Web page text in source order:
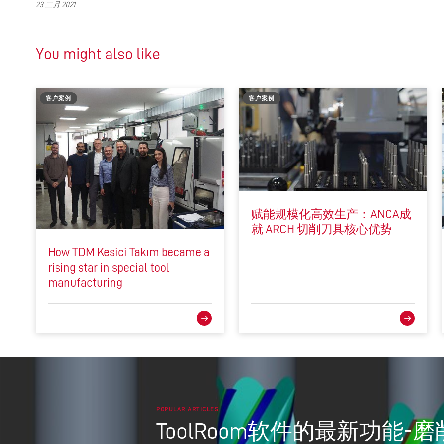
23 二月 2021
You might also like
客户案例
How TDM Kesici Takım became a
rising star in special tool
manufacturing
客户案例
赋能规模化高效生产：ANCA成
就 ARCH 切削刀具核心优势
POPULAR ARTICLES
ToolRoom软件的最新功能-磨